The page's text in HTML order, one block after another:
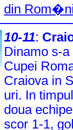
din
10-11:
Dinamo s-
Cupei
Craiova in
uri. In
doua
scor 1-1,